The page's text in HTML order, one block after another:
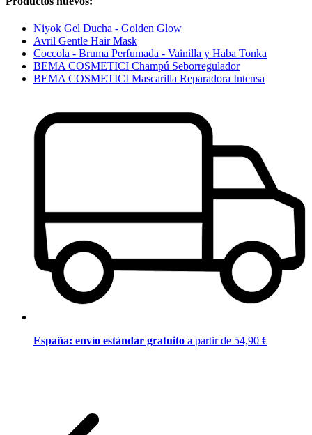
Niyok Gel Ducha - Golden Glow
Avril Gentle Hair Mask
Coccola - Bruma Perfumada - Vainilla y Haba Tonka
BEMA COSMETICI Champú Seborregulador
BEMA COSMETICI Mascarilla Reparadora Intensa
España: envío estándar gratuito a partir de 54,90 €